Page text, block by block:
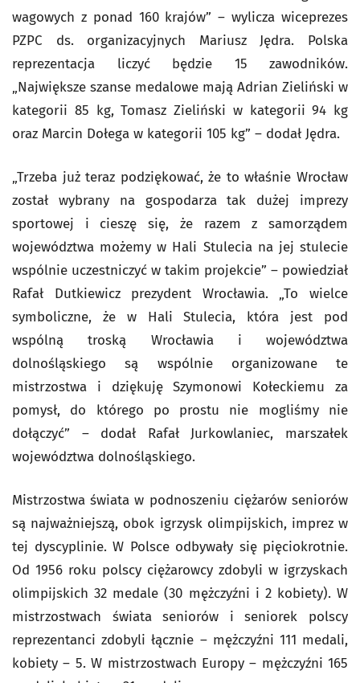
wagowych z ponad 160 krajów” – wylicza wiceprezes
PZPC ds. organizacyjnych Mariusz Jędra. Polska
reprezentacja liczyć będzie 15 zawodników.
„Największe szanse medalowe mają Adrian Zieliński w
kategorii 85 kg, Tomasz Zieliński w kategorii 94 kg
oraz Marcin Dołega w kategorii 105 kg” – dodał Jędra.
„Trzeba już teraz podziękować, że to właśnie Wrocław
został wybrany na gospodarza tak dużej imprezy
sportowej i cieszę się, że razem z samorządem
województwa możemy w Hali Stulecia na jej stulecie
wspólnie uczestniczyć w takim projekcie” – powiedział
Rafał Dutkiewicz prezydent Wrocławia. „To wielce
symboliczne, że w Hali Stulecia, która jest pod
wspólną troską Wrocławia i województwa
dolnośląskiego są wspólnie organizowane te
mistrzostwa i dziękuję Szymonowi Kołeckiemu za
pomysł, do którego po prostu nie mogliśmy nie
dołączyć” – dodał Rafał Jurkowlaniec, marszałek
województwa dolnośląskiego.
Mistrzostwa świata w podnoszeniu ciężarów seniorów
są najważniejszą, obok igrzysk olimpijskich, imprez w
tej dyscyplinie. W Polsce odbywały się pięciokrotnie.
Od 1956 roku polscy ciężarowcy zdobyli w igrzyskach
olimpijskich 32 medale (30 mężczyźni i 2 kobiety). W
mistrzostwach świata seniorów i seniorek polscy
reprezentanci zdobyli łącznie – mężczyźni 111 medali,
kobiety – 5. W mistrzostwach Europy – mężczyźni 165